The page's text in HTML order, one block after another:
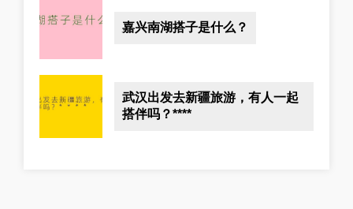
嘉兴南湖搭子是什么？
武汉出发去新疆旅游，有人一起
搭伴吗？****